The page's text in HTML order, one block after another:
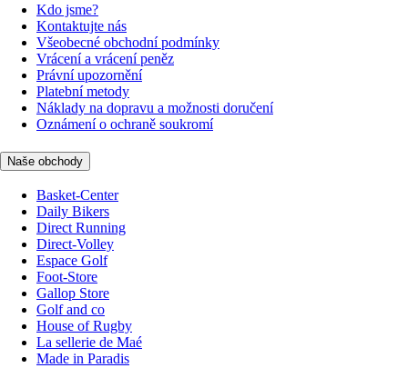
Kdo jsme?
Kontaktujte nás
Všeobecné obchodní podmínky
Vrácení a vrácení peněz
Právní upozornění
Platební metody
Náklady na dopravu a možnosti doručení
Oznámení o ochraně soukromí
Naše obchody
Basket-Center
Daily Bikers
Direct Running
Direct-Volley
Espace Golf
Foot-Store
Gallop Store
Golf and co
House of Rugby
La sellerie de Maé
Made in Paradis